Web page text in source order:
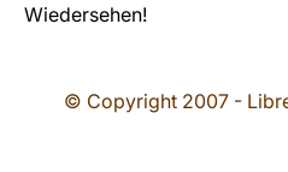
Wiedersehen!
© Copyright 2007 -